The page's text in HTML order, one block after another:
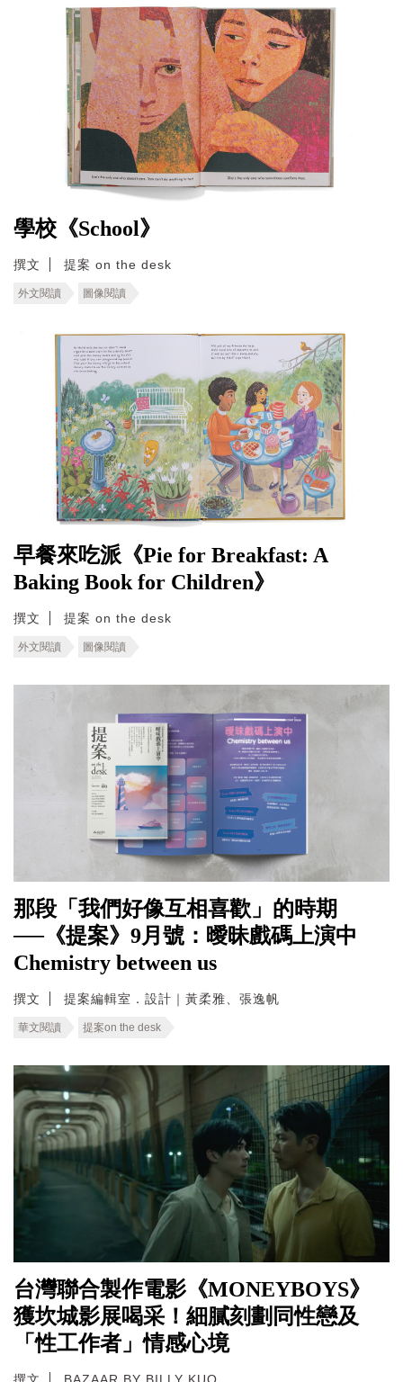
學校《School》
撰文 提案 on the desk
外文閱讀 圖像閱讀
早餐來吃派《Pie for Breakfast: A
Baking Book for Children》
撰文 提案 on the desk
外文閱讀 圖像閱讀
那段「我們好像互相喜歡」的時期
──《提案》9月號：曖昧戲碼上演中
Chemistry between us
撰文 提案編輯室．設計｜黃柔雅、張逸帆
華文閱讀 提案on the desk
台灣聯合製作電影《MONEYBOYS》
獲坎城影展喝采！細膩刻劃同性戀及
「性工作者」情感心境
撰文 BAZAAR BY BILLY KUO